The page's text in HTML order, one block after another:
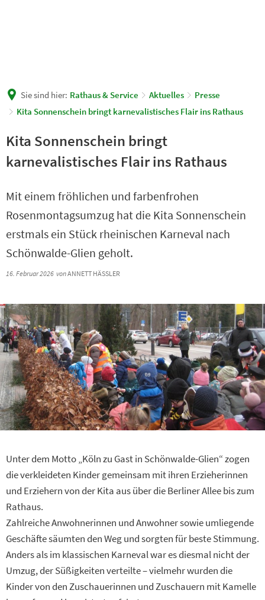
Sie sind hier: Rathaus & Service Aktuelles
Presse
Kita Sonnenschein bringt karnevalistisches Flair ins Rathaus
Kita Sonnenschein bringt
karnevalistisches Flair ins Rathaus
Mit einem fröhlichen und farbenfrohen
Rosenmontagsumzug hat die Kita Sonnenschein
erstmals ein Stück rheinischen Karneval nach
Schönwalde-Glien geholt.
16. Februar 2026 vonANNETT HÄSSLER
Unter dem Motto „Köln zu Gast in Schönwalde-Glien“ zogen
die verkleideten Kinder gemeinsam mit ihren Erzieherinnen
und Erziehern von der Kita aus über die Berliner Allee bis zum
Rathaus.
Zahlreiche Anwohnerinnen und Anwohner sowie umliegende
Geschäfte säumten den Weg und sorgten für beste Stimmung.
Anders als im klassischen Karneval war es diesmal nicht der
Umzug, der Süßigkeiten verteilte – vielmehr wurden die
Kinder von den Zuschauerinnen und Zuschauern mit Kamelle